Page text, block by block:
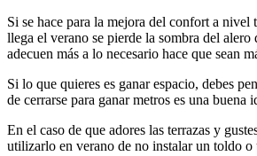
Si se hace para la mejora del confort a
llega el verano se pierde la sombra del
adecuen más a lo necesario hace que sean
Si lo que quieres es ganar espacio, debes
de cerrarse para ganar metros es una buena
En el caso de que adores las terrazas y
utilizarlo en verano de no instalar un toldo o